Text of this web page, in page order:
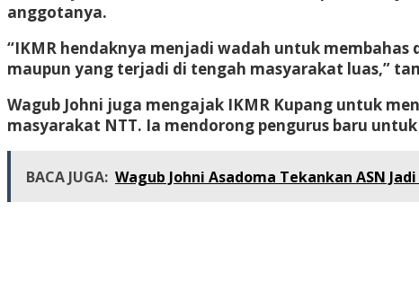
anggotanya.
“IKMR hendaknya menjadi wadah untuk membahas
maupun yang terjadi di tengah masyarakat luas,”
Wagub Johni juga mengajak IKMR Kupang untuk
masyarakat NTT. Ia mendorong pengurus baru
BACA JUGA: Wagub Johni Asadoma Tekankan ASN